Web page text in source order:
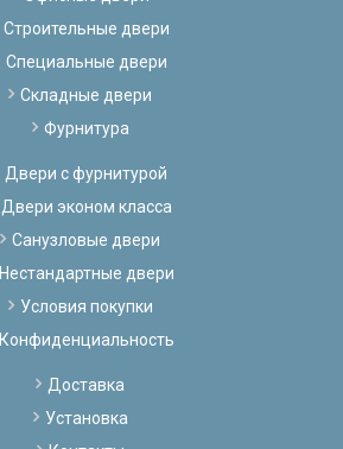
Строительные двери
Специальные двери
Складные двери
Фурнитура
Двери с фурнитурой
Двери эконом класса
Санузловые двери
Нестандартные двери
Условия покупки
Конфиденциальность
Доставка
Установка